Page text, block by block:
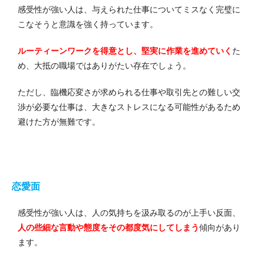
感受性が強い人は、与えられた仕事についてミスなく完璧に
こなそうと意識を強く持っています。
ルーティーンワークを得意とし、堅実に作業を進めていく た
め、大抵の職場ではありがたい存在でしょう。
ただし、臨機応変さが求められる仕事や取引先との難しい交
渉が必要な仕事は、大きなストレスになる可能性があるため
避けた方が無難です。
恋愛面
感受性が強い人は、人の気持ちを汲み取るのが上手い反面、
人の些細な言動や態度をその都度気にしてしまう傾向があり
ます。